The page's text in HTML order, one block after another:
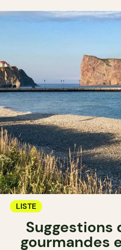
LISTE
Suggestions
gourmandes